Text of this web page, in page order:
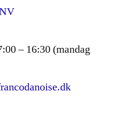
– 16:30 (mandag